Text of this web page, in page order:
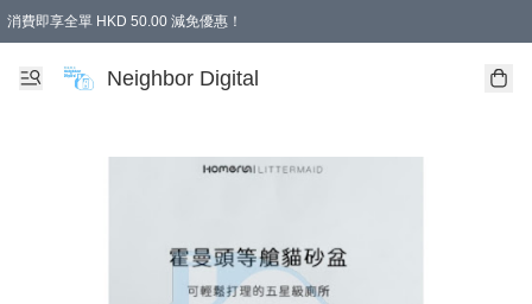
消費即享全單 HKD 50.00 減免優惠！
Neighbor Digital